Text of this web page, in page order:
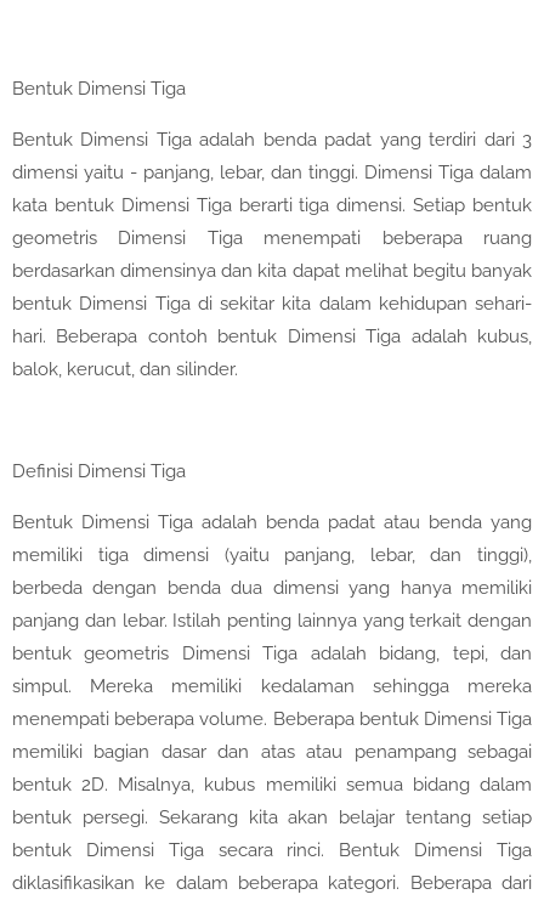
Bentuk Dimensi Tiga
Bentuk Dimensi Tiga adalah benda padat yang terdiri dari 3
dimensi yaitu - panjang, lebar, dan tinggi. Dimensi Tiga dalam
kata bentuk Dimensi Tiga berarti tiga dimensi. Setiap bentuk
geometris Dimensi Tiga menempati beberapa ruang
berdasarkan dimensinya dan kita dapat melihat begitu banyak
bentuk Dimensi Tiga di sekitar kita dalam kehidupan sehari-
hari. Beberapa contoh bentuk Dimensi Tiga adalah kubus,
balok, kerucut, dan silinder.
Definisi Dimensi Tiga
Bentuk Dimensi Tiga adalah benda padat atau benda yang
memiliki tiga dimensi (yaitu panjang, lebar, dan tinggi),
berbeda dengan benda dua dimensi yang hanya memiliki
panjang dan lebar. Istilah penting lainnya yang terkait dengan
bentuk geometris Dimensi Tiga adalah bidang, tepi, dan
simpul. Mereka memiliki kedalaman sehingga mereka
menempati beberapa volume. Beberapa bentuk Dimensi Tiga
memiliki bagian dasar dan atas atau penampang sebagai
bentuk 2D. Misalnya, kubus memiliki semua bidang dalam
bentuk persegi. Sekarang kita akan belajar tentang setiap
bentuk Dimensi Tiga secara rinci. Bentuk Dimensi Tiga
diklasifikasikan ke dalam beberapa kategori. Beberapa dari